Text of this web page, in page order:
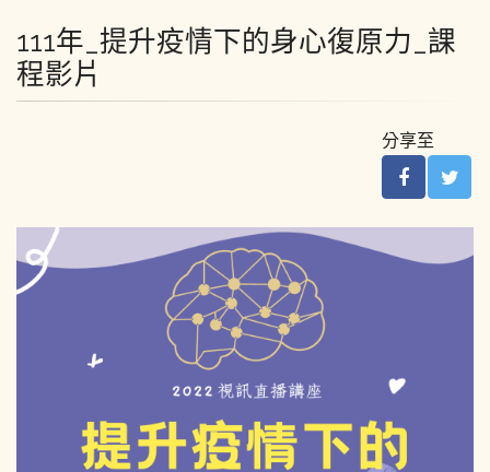
111年_提升疫情下的身心復原力_課
程影片
分享至